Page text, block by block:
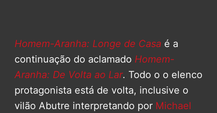
Homem-Aranha: Longe de Casa é a
continuação do aclamado Homem-
Aranha: De Volta ao Lar. Todo o o elenco
protagonista está de volta, inclusive o
vilão Abutre interpretando por Michael